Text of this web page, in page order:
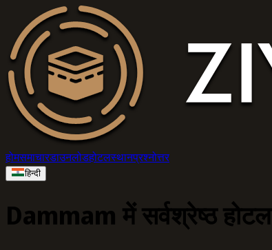
होमसमाचारडाउनलोडहोटलस्थानप्रश्नोत्तर
हिन्दी
Dammam में सर्वश्रेष्ठ होटल